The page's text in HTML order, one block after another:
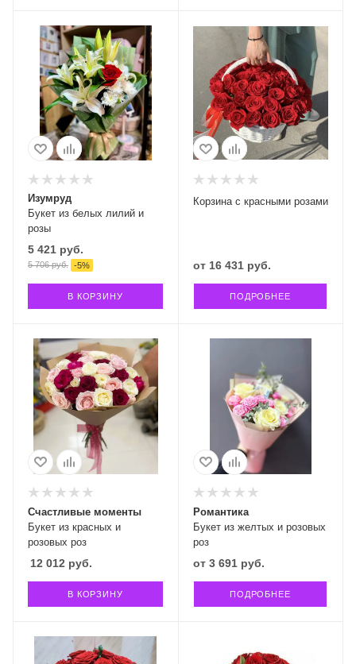
Букет из белых лилий и
розы
Изумруд
5 421 руб.
5 706руб. -5%
В КОРЗИНУ
Корзина с красными розами
от 16 431 руб.
ПОДРОБНЕЕ
Букет из красных и
розовых роз
Счастливые моменты
12 012 руб.
В КОРЗИНУ
Букет из желтых и розовых
роз
Романтика
от 3 691 руб.
ПОДРОБНЕЕ